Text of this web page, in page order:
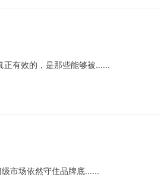
正有效的，是那些能够被......
市场依然守住品牌底......